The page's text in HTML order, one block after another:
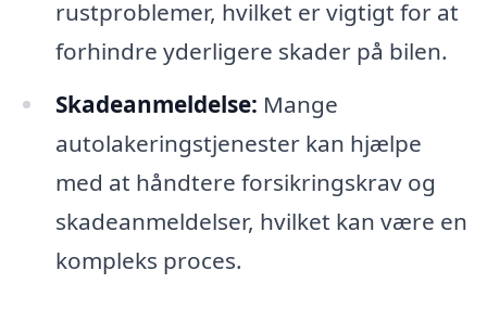
rustproblemer, hvilket er vigtigt for at
forhindre yderligere skader på bilen.
Skadeanmeldelse: Mange
autolakeringstjenester kan hjælpe
med at håndtere forsikringskrav og
skadeanmeldelser, hvilket kan være en
kompleks proces.